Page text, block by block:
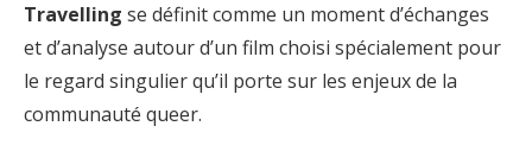
Travelling se définit comme un moment d’échanges
et d’analyse autour d’un film choisi spécialement pour
le regard singulier qu’il porte sur les enjeux de la
communauté queer.